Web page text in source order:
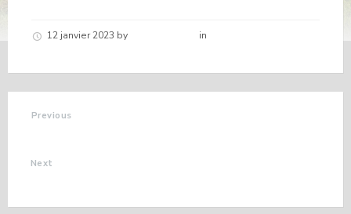
12 janvier 2023 by in
Previous
Next